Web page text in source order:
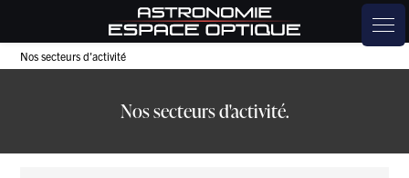
Nos secteurs d'activité
Nos secteurs d'activité.
Panneau de gestion des cookies